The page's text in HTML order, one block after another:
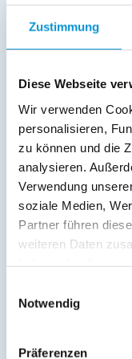
Zustimmung
Diese Webseite
Wir verwenden
personalisieren,
zu können und die
analysieren.
Verwendung
soziale Medien,
Partner führen
weiteren Daten
Notwendig
Präferenzen
Kinderhochstuhl
Radio
Parkplatz
Balkon
Service:
Verpflegung:
Beschreibung